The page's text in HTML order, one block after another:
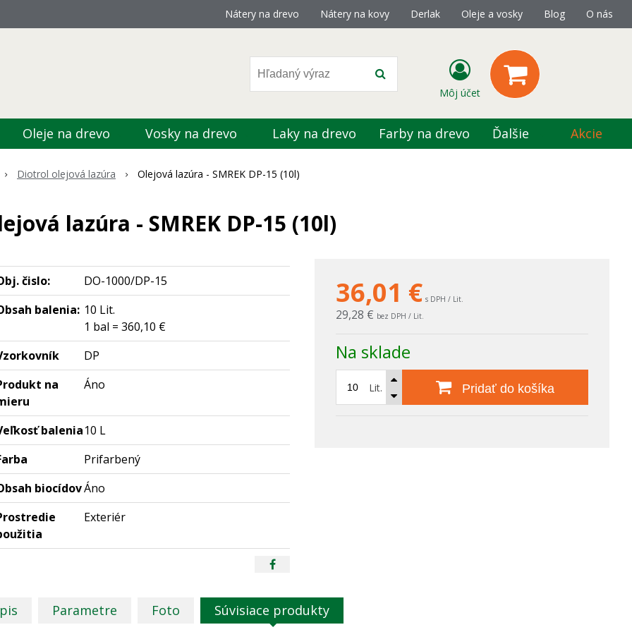
Nátery na drevo Nátery na kovy Derlak Oleje a vosky Blog O nás
Môj účet
Oleje na drevo Vosky na drevo Laky na drevo Farby na drevo Ďalšie Akcie
Diotrol olejová lazúra Olejová lazúra - SMREK DP-15 (10l)
lazúra - SMREK DP-15 (10l)
36,01 € s DPH / Lit.
29,28 € bez DPH / Lit.
Na sklade
Lit. Pridať do košíka
čislo:
DO-1000/DP-15
balenia: 10 Lit.
1 bal = 360,10 €
DP
na
Áno
balenia10 L
Prifarbený
biocídovÁno
Exteriér
Parametre Foto Súvisiace produkty